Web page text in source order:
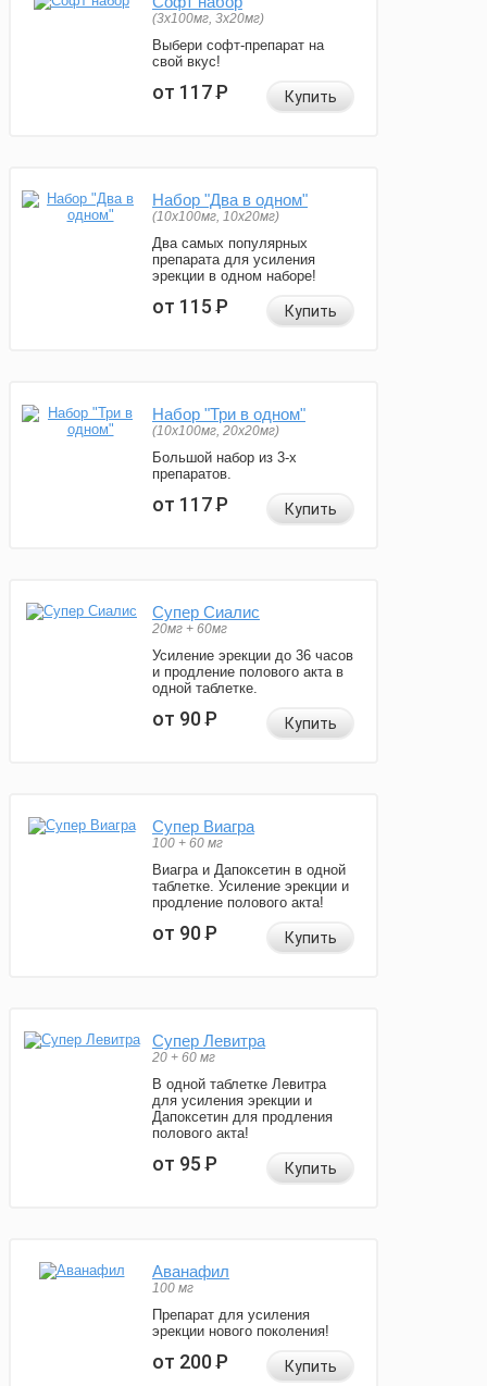
(3x100мг, 3x20мг)
Выбери софт-препарат на
свой вкус!
от 117Р Купить
Набор "Два в одном"
(10x100мг, 10x20мг)
Два самых популярных
препарата для усиления
эрекции в одном наборе!
от 115Р Купить
Набор "Три в одном"
(10x100мг, 20x20мг)
Большой набор из 3-х
препаратов.
от 117Р Купить
Супер Сиалис
20мг + 60мг
Усиление эрекции до 36 часов
и продление полового акта в
одной таблетке.
от 90Р Купить
Супер Виагра
100 + 60 мг
Виагра и Дапоксетин в одной
таблетке. Усиление эрекции и
продление полового акта!
от 90Р Купить
Супер Левитра
20 + 60 мг
В одной таблетке Левитра
для усиления эрекции и
Дапоксетин для продления
полового акта!
от 95Р Купить
Аванафил
100 мг
Препарат для усиления
эрекции нового поколения!
от 200Р Купить